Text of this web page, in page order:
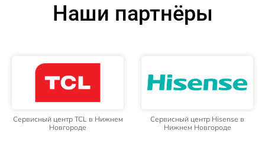
Наши партнёры
Сервисный центр TCL в Нижнем
Новгороде
Сервисный центр Hisense в
Нижнем Новгороде